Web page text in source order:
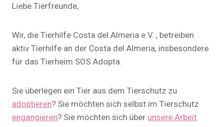
Liebe Tierfreunde,
Wir, die Tierhilfe Costa del Almeria e.V. , betreiben
aktiv Tierhilfe an der Costa del Almeria, insbesondere
für das Tierheim SOS Adopta.
Sie überlegen ein Tier aus dem Tierschutz zu
adoptieren? Sie möchten sich selbst im Tierschutz
engangieren? Sie möchten sich über unsere Arbeit